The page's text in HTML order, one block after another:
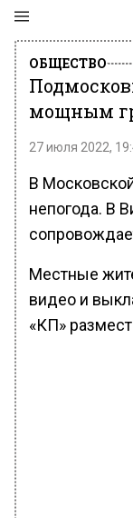
ОБЩЕСТВО
мощным
27 июля 2022,
В
непогода. В
Местные
видео и
«КП»